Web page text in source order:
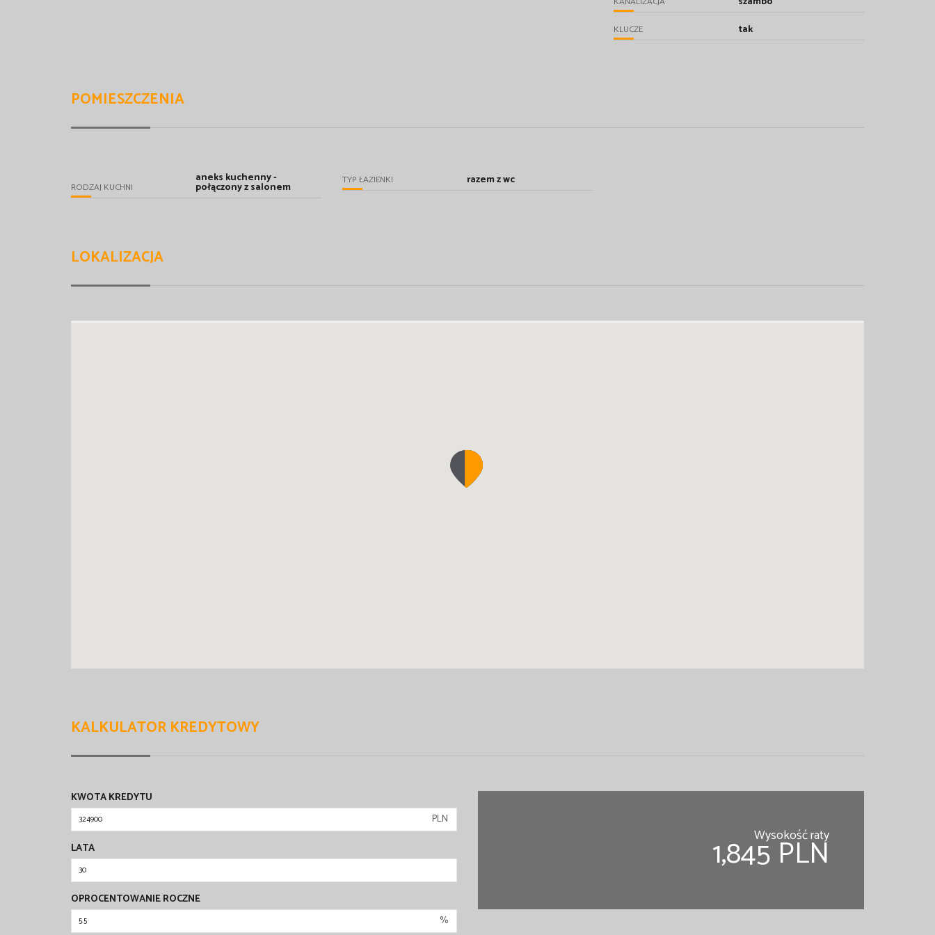
KLUCZE tak
POMIESZCZENIA
RODZAJ KUCHNI
aneks kuchenny -
połączony z salonem TYP ŁAZIENKI razem z wc
LOKALIZACJA
KALKULATOR KREDYTOWY
KWOTA KREDYTU
PLN
LATA
OPROCENTOWANIE ROCZNE
%
Wysokość raty
1,845 PLN